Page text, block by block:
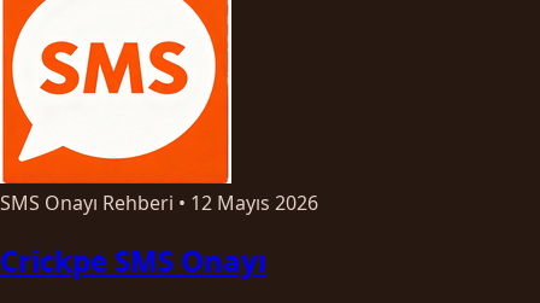
SMS Onayı Rehberi • 12 Mayıs 2026
Crickpe SMS Onayı